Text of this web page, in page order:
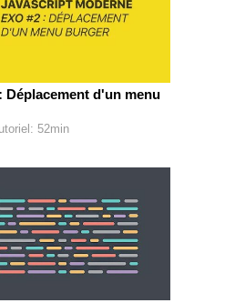
Déplacement d'un menu
52min